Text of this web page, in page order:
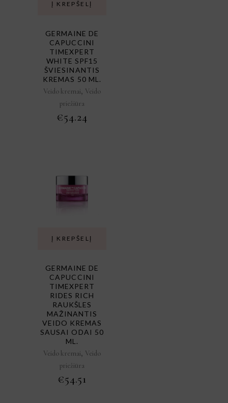
Į KREPŠELĮ
GERMAINE DE
CAPUCCINI
TIMEXPERT
WHITE SPF15
ŠVIESINANTIS
KREMAS 50 ML.
Veido kremai, Veido
priežiūra
€54.24
Į KREPŠELĮ
GERMAINE DE
CAPUCCINI
TIMEXPERT
RIDES RICH
RAUKŠLES
MAŽINANTIS
VEIDO KREMAS
SAUSAI ODAI 50
ML.
Veido kremai, Veido
priežiūra
€54.51